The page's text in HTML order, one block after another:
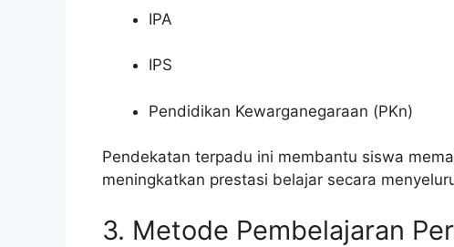
IPA
IPS
Pendidikan Kewarganegaraan (PKn)
Pendekatan terpadu ini membantu siswa
meningkatkan prestasi belajar secara
3. Metode Pembelajaran